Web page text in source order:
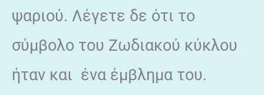
ψαριού. Λέγετε δε ότι το
σύμβολο του Ζωδιακού κύκλου
ήταν και ένα έμβλημα του.